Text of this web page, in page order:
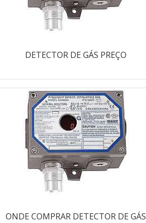
DETECTOR DE GÁS PREÇO
ONDE COMPRAR DETECTOR DE GÁS